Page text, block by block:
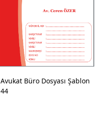
Avukat Büro Dosyası Şablon
44